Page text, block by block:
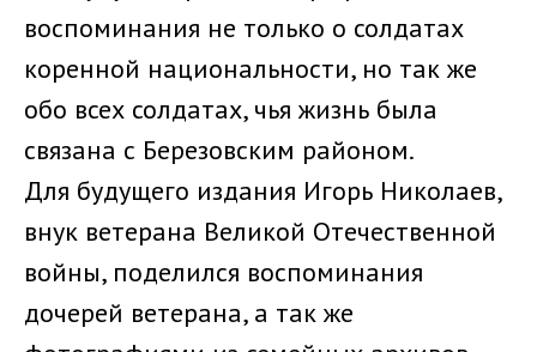
воспоминания не только о солдатах
коренной национальности, но так же
обо всех солдатах, чья жизнь была
связана с Березовским районом.
Для будущего издания Игорь Николаев,
внук ветерана Великой Отечественной
войны, поделился воспоминания
дочерей ветерана, а так же